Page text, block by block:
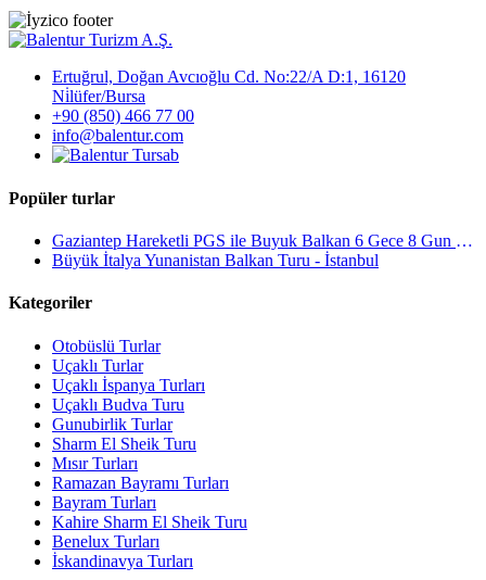
Ertuğrul, Doğan Avcıoğlu Cd. No:22/A D:1, 16120
Ni̇lüfer/Bursa
+90 (850) 466 77 00
info@balentur.com
Popüler turlar
Gaziantep Hareketli PGS ile Buyuk Balkan 6 Gece 8 Gun Vizesiz SKP-SKP
Büyük İtalya Yunanistan Balkan Turu - İstanbul
Kategoriler
Otobüslü Turlar
Uçaklı Turlar
Uçaklı İspanya Turları
Uçaklı Budva Turu
Gunubirlik Turlar
Sharm El Sheik Turu
Mısır Turları
Ramazan Bayramı Turları
Bayram Turları
Kahire Sharm El Sheik Turu
Benelux Turları
İskandinavya Turları